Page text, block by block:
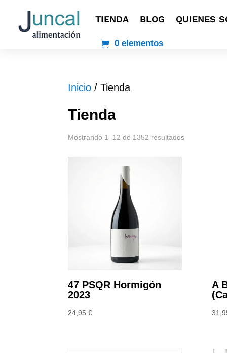
TIENDA BLOG QUIENES
0 elementos
Inicio / Tienda
Tienda
Mostrando 1–12 de 1352 resultados
47 PSQR Hormigón
2023
24,95€
A